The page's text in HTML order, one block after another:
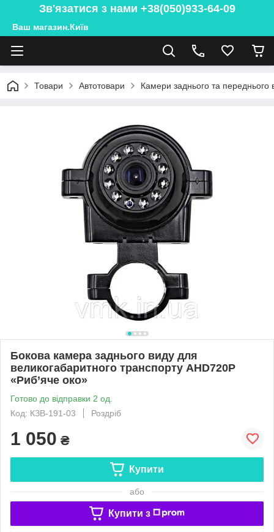
Зв'язатися з нами +38(050)933-64-09
Ваш магазин.Київ
Товари Автотовари Камери заднього та переднього
Бокова камера заднього виду для
великогабаритного транспорту AHD720P
«Риб’яче око»
Готово до відправки 2 од.
Код: КЗВ-191-03
Роздріб
1 050 ₴
Купити
або
Купити з